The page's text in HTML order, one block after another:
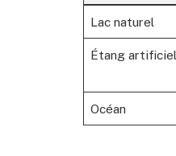
Lac naturel
Étang artificiel
Océan